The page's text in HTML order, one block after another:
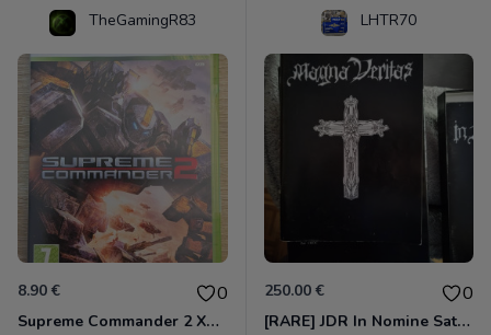
TheGamingR83
8.90 € 0
Supreme Commander 2 Xbox 360
LHTR70
250.00 € 0
[RARE] JDR In Nomine Satanis / Magna Veritas – 1ère Édition BOÎTE (DOS BLANC, 1989) - CROC / Siroz